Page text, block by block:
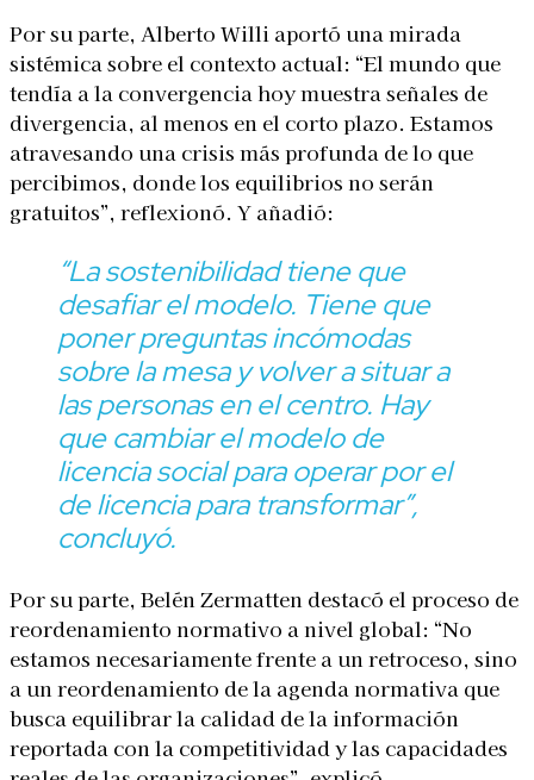
Por su parte, Alberto Willi aportó una mirada
sistémica sobre el contexto actual: “El mundo que
tendía a la convergencia hoy muestra señales de
divergencia, al menos en el corto plazo. Estamos
atravesando una crisis más profunda de lo que
percibimos, donde los equilibrios no serán
gratuitos”, reflexionó. Y añadió:
“La sostenibilidad tiene que
desafiar el modelo. Tiene que
poner preguntas incómodas
sobre la mesa y volver a situar a
las personas en el centro. Hay
que cambiar el modelo de
licencia social para operar por el
de licencia para transformar”,
concluyó.
Por su parte, Belén Zermatten destacó el proceso de
reordenamiento normativo a nivel global: “No
estamos necesariamente frente a un retroceso, sino
a un reordenamiento de la agenda normativa que
busca equilibrar la calidad de la información
reportada con la competitividad y las capacidades